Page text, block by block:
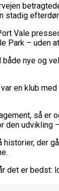
stadig
Vale
Park – uden
nye og
en klub
så er
den
der
det er bedst: